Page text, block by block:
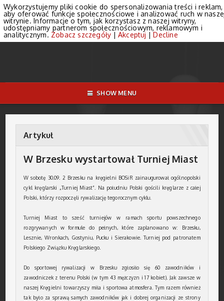
SHOW MENU
Artykuł
W Brzesku wystartował Turniej Miast
W sobotę 30.09. 2 Brzesku na kręgielni BOSiR zainaugurował ogólnopolski
cykl kręglarski „Turniej Miast”. Na południu Polski gościli kręglarze z całej
Polski, którzy rozpoczęli rywalizację tegorocznym cyklu.
Turniej Miast to sześć turniejów w ramach sportu powszechnego
rozgrywanych w formule do pełnych, które zaplanowano w: Brzesku,
Lesznie, Wronkach, Gostyniu, Pucku i Sierakowie. Turniej pod patronatem
Polskiego Związku Kręglarskiego.
Do sportowej rywalizacji w Brzesku zgłosiło się 60 zawodników i
zawodniczek z terenu Polski (w tym 43 mężczyzn i 17 kobiet). Jak zawsze w
naszej Kręgielni towarzyszy miła i sportowa atmosfera. Tym razem również
tak było za sprawą samych zawodników jak i dobrej organizacji ze strony
Wykorzystujemy pliki cookie do spersonalizowania treści i reklam,
aby oferować funkcje społecznościowe i analizować ruch w
witrynie. Informacje o tym, jak korzystasz z naszej witryny,
udostępniamy partnerom społecznościowym, reklamowym i
analitycznym. Zobacz szczegóły | Akceptuj |Decline